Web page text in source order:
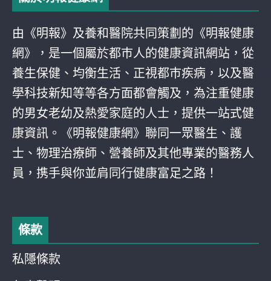
由《明報》及養和醫院共同策劃的《明報健康
網》，是一個屬於都巿人的健康資訊網站，從
養生保健、均衡生活、正視都巿疾病，以及醫
學科技新知等等各方面都會觸及，為注重健康
的男女老幼及熱愛家庭的人士，提供一站式健
康資訊。《明報健康網》聯同一眾醫生、護
士、物理治療師、營養師及其他專業的醫務人
員，携手與你並肩同行健康富足之路！
條款
私隱條款